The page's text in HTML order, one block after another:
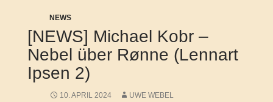
NEWS
[NEWS] Michael Kobr –
Nebel über Rønne (Lennart
Ipsen 2)
10. APRIL 2024 UWE WEBEL